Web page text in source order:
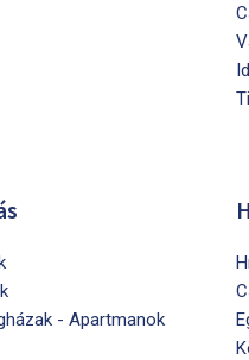
- Apartmanok